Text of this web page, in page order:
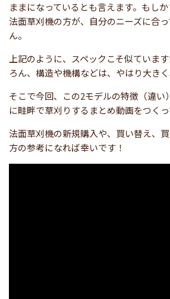
ままになっているとも言えます。もし
法面草刈機の方が、自分のニーズに合
ん。
上記のように、スペックこそ似ていま
ろん、構造や機構などは、やはり大きく
そこで今回、この2モデルの特徴（違い
に畦畔で草刈りするまとめ動画をつくっ
法面草刈機の新規購入や、買い替え、
方の参考になれば幸いです！